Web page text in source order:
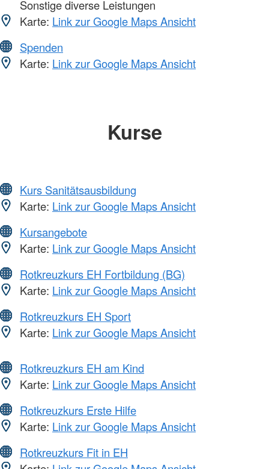
Sonstige diverse Leistungen
Karte: Link zur Google Maps Ansicht
Spenden
Karte: Link zur Google Maps Ansicht
Kurse
Kurs Sanitätsausbildung
Karte: Link zur Google Maps Ansicht
Kursangebote
Karte: Link zur Google Maps Ansicht
Rotkreuzkurs EH Fortbildung (BG)
Karte: Link zur Google Maps Ansicht
Rotkreuzkurs EH Sport
Karte: Link zur Google Maps Ansicht
Rotkreuzkurs EH am Kind
Karte: Link zur Google Maps Ansicht
Rotkreuzkurs Erste Hilfe
Karte: Link zur Google Maps Ansicht
Rotkreuzkurs Fit in EH